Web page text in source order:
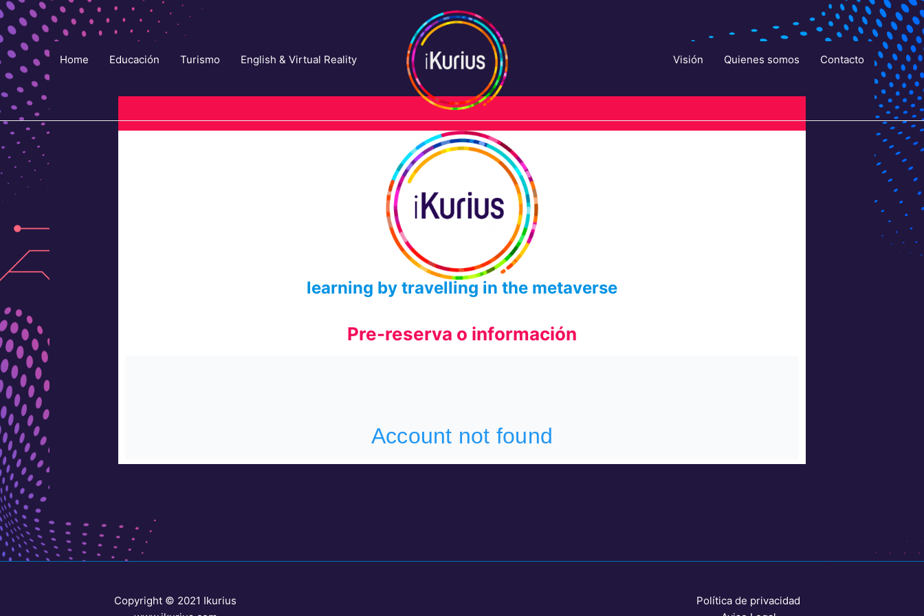
Ir
contenido
Home
Educación Turismo English & Virtual Reality Visión Quienes somos Contacto
learning by travelling in the metaverse
Pre-reserva o información
Copyright © 2021 Ikurius
Política de privacidad